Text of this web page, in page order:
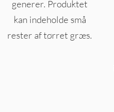
generer. Produktet
kan indeholde små
rester af tørret græs.